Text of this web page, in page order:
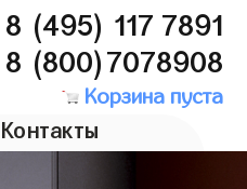
8 (495) 117 7891
8 (800)7078908
Корзина пуста
Контакты